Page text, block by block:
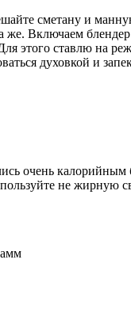
сметану и
же. Включаем
этого ставлю на
духовкой и
очень
не жирную